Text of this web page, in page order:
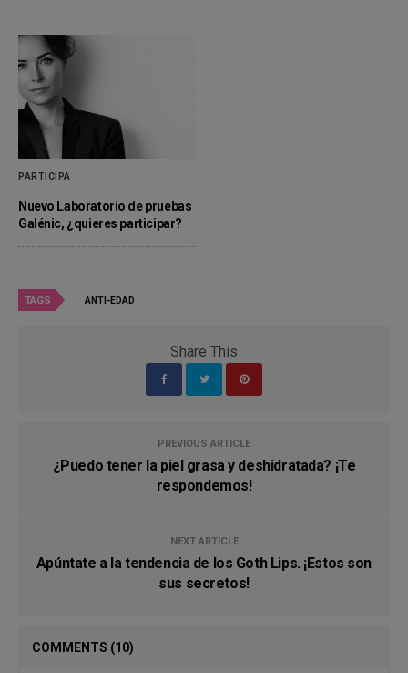
PARTICIPA
Nuevo Laboratorio de pruebas
Galénic, ¿quieres participar?
TAGS ANTI-EDAD
Share This
PREVIOUS ARTICLE
¿Puedo tener la piel grasa y deshidratada? ¡Te
respondemos!
NEXT ARTICLE
Apúntate a la tendencia de los Goth Lips. ¡Estos son
sus secretos!
COMMENTS (10)